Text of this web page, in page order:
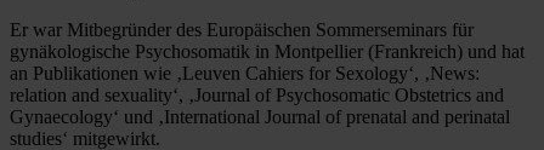
Er war Mitbegründer des Europäischen Sommerseminars für
gynäkologische Psychosomatik in Montpellier (Frankreich) und hat
an Publikationen wie ‚Leuven Cahiers for Sexology‘, ‚News:
relation and sexuality‘, ‚Journal of Psychosomatic Obstetrics and
Gynaecology‘ und ‚International Journal of prenatal and perinatal
studies‘ mitgewirkt.